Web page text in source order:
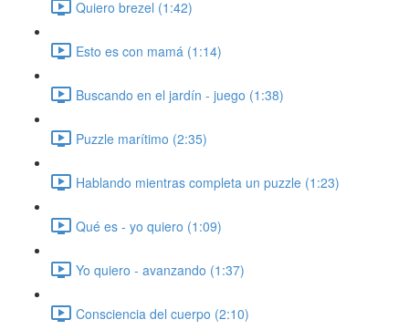
Quiero brezel (1:42)
Esto es con mamá (1:14)
Buscando en el jardín - juego (1:38)
Puzzle marítimo (2:35)
Hablando mientras completa un puzzle (1:23)
Qué es - yo quiero (1:09)
Yo quiero - avanzando (1:37)
Consciencia del cuerpo (2:10)